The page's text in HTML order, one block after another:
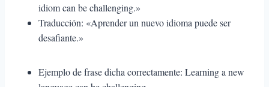
idiom can be challenging.»
Traducción: «Aprender un nuevo idioma puede ser
desafiante.»
Ejemplo de frase dicha correctamente: Learning a new